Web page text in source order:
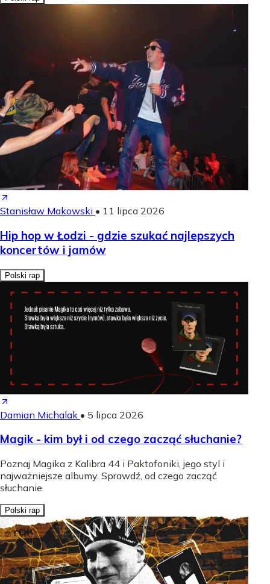
Stanisław Makowski • 11 lipca 2026
Hip hop w Łodzi - gdzie szukać najlepszych
koncertów i jamów
Polski rap
Damian Michalak • 5 lipca 2026
Magik - kim był i od czego zacząć słuchanie?
Poznaj Magika z Kalibra 44 i Paktofoniki, jego styl i
najważniejsze albumy. Sprawdź, od czego zacząć
słuchanie.
Polski rap